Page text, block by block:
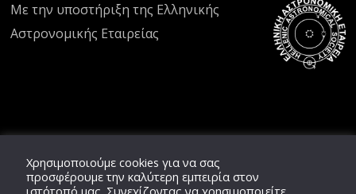
Με την υποστήριξη της Ελληνικής
Αστρονομικής Εταιρείας
Χρησιμοποιούμε cookies για να σας
προσφέρουμε την καλύτερη εμπειρία στον
ιστότοπό μας. Συνεχίζοντας να χρησιμοποιείτε